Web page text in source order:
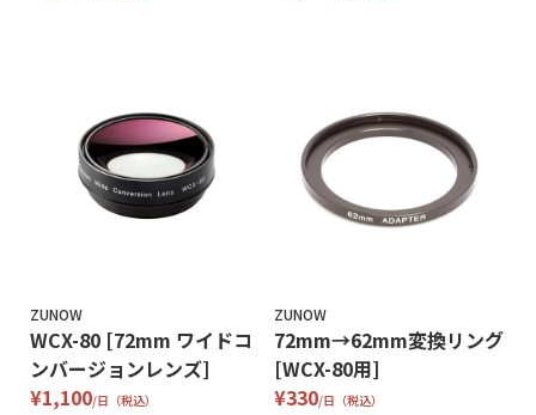
ZUNOW
WCX-80 [72mm ワイドコ
ンバージョンレンズ]
¥1,100/日（税込）
ZUNOW
72mm→62mm変換リング
[WCX-80用]
¥330/日（税込）